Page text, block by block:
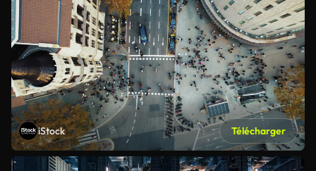
iStock Télécharger